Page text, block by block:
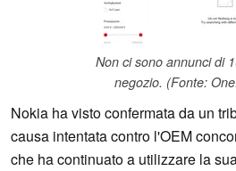
Non ci sono annunci di
negozio. (Fonte:
Nokia ha visto confermata da un
causa intentata contro l'OEM
che ha continuato a utilizzare la